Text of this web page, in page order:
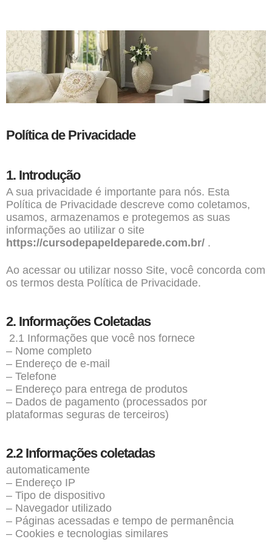
Política de Privacidade
1. Introdução
A sua privacidade é importante para nós. Esta
Política de Privacidade descreve como coletamos,
usamos, armazenamos e protegemos as suas
informações ao utilizar o site
https://cursodepapeldeparede.com.br/ .
Ao acessar ou utilizar nosso Site, você concorda com
os termos desta Política de Privacidade.
2. Informações Coletadas
2.1 Informações que você nos fornece
– Nome completo
– Endereço de e-mail
– Telefone
– Endereço para entrega de produtos
– Dados de pagamento (processados por
plataformas seguras de terceiros)
2.2 Informações coletadas
automaticamente
– Endereço IP
– Tipo de dispositivo
– Navegador utilizado
– Páginas acessadas e tempo de permanência
– Cookies e tecnologias similares